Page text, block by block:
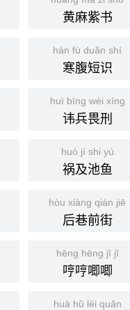
黄麻紫书
hán fù duǎn shí
寒腹短识
huì bīng wèi xíng
讳兵畏刑
huò jí shi yú
祸及池鱼
hòu xiàng qián jiē
后巷前街
hēng hēng jī jī
哼哼唧唧
huà hǔ lèi quǎn